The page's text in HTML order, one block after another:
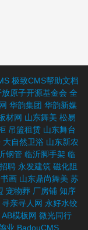
极致CMS帮助文档
放原子开源基金会 全
华韵集团 华韵新媒
材网 山东舞美 松易
吊篮租赁 山东舞台
大自然卫浴 山东新农
钢管 临沂脚手架 临
聘 永发建筑 磁化阻
画 山东鼎尚舞美 苏
宠物葬 厂房铺 知序
寻亲寻人网 永好水饺
AB模板网 微光同行
业 BadouCMS